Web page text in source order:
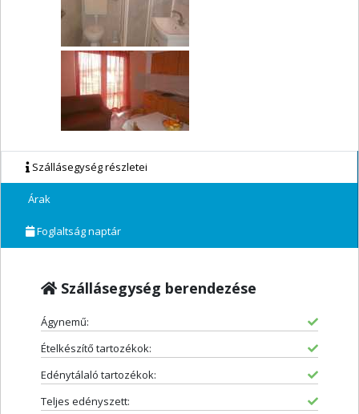
Szállásegység részletei
Árak
Foglaltság naptár
Szállásegység berendezése
Ágynemű:
Ételkészítő tartozékok:
Edénytálaló tartozékok:
Teljes edényszett: